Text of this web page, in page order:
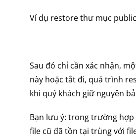
Ví dụ restore thư mục
Sau đó chỉ cần xác nhận,
này hoặc tắt đi, quá trình
khi quý khách giữ nguyên
Bạn lưu ý: trong trường hợp
file cũ đã tồn tại trùng với